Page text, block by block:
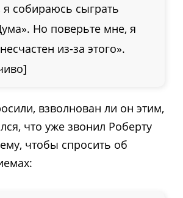
я собираюсь сыграть
Но поверьте мне, я
из-за этого».
взволнован ли он этим,
что уже звонил Роберту
чтобы спросить об